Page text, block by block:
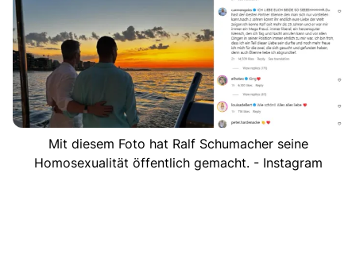
Mit diesem Foto hat Ralf Schumacher seine
Homosexualität öffentlich gemacht. - Instagram